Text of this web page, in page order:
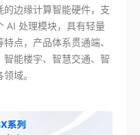
边缘计算智能硬件，支
AI 处理模块，具有轻量
点，产品体系贯通端、
能楼宇、智慧交通、智
域。